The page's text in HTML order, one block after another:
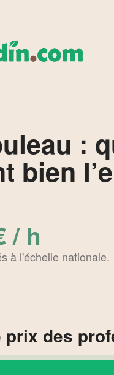
:
bien
/ h
à l'échelle nationale.
prix des